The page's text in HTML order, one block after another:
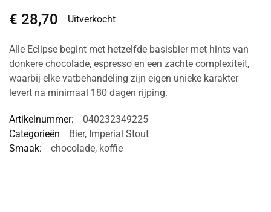
€ 28,70 Uitverkocht
Alle Eclipse begint met hetzelfde basisbier met hints van
donkere chocolade, espresso en een zachte complexiteit,
waarbij elke vatbehandeling zijn eigen unieke karakter
levert na minimaal 180 dagen rijping.
Artikelnummer:
040232349225
Categorieën
Bier, Imperial Stout
Smaak:
chocolade, koffie